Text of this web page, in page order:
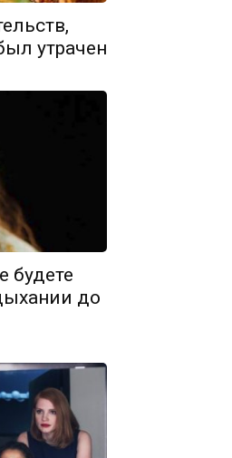
утрачен
будете
до